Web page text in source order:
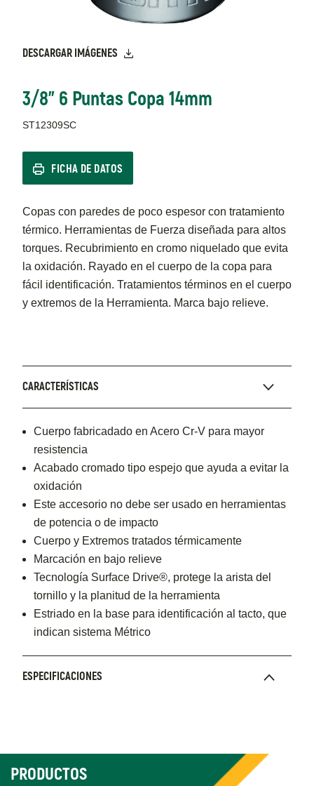
DESCARGAR IMÁGENES
3/8" 6 Puntas Copa 14mm
ST12309SC
FICHA DE DATOS
Copas con paredes de poco espesor con tratamiento
térmico. Herramientas de Fuerza diseñada para altos
torques. Recubrimiento en cromo niquelado que evita
la oxidación. Rayado en el cuerpo de la copa para
fácil identificación. Tratamientos términos en el cuerpo
y extremos de la Herramienta. Marca bajo relieve.
CARACTERÍSTICAS
Cuerpo fabricadado en Acero Cr-V para mayor
resistencia
Acabado cromado tipo espejo que ayuda a evitar la
oxidación
Este accesorio no debe ser usado en herramientas
de potencia o de impacto
Cuerpo y Extremos tratados térmicamente
Marcación en bajo relieve
Tecnología Surface Drive®, protege la arista del
tornillo y la planitud de la herramienta
Estriado en la base para identificación al tacto, que
indican sistema Métrico
ESPECIFICACIONES
PRODUCTOS